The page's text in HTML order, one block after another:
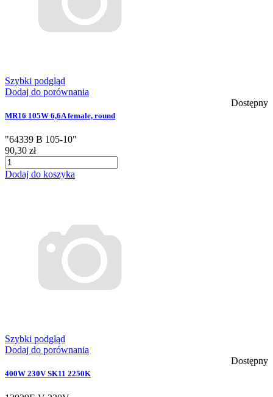
Szybki podgląd
Dodaj do porównania
Dostępny
MR16 105W 6,6A female, round
"64339 B 105-10"
90,30 zł
Dodaj do koszyka
Szybki podgląd
Dodaj do porównania
Dostępny
400W 230V SK11 2250K